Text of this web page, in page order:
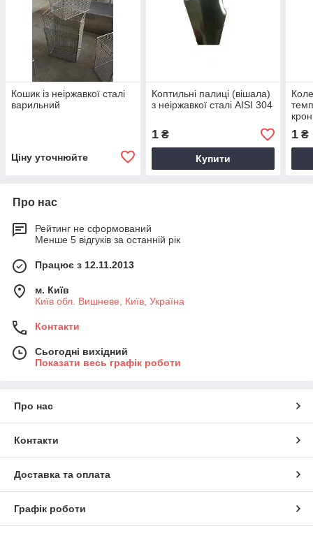
Кошик із неіржавкої сталі
варильний
Ціну уточнюйте
Коптильні палиці (вішала)
з неіржавкої сталі AISI 304
1₴
Купити
1 ₴
Про нас
Рейтинг не сформований
Менше 5 відгуків за останній рік
Працює з 12.11.2013
м. Київ
Київ обл. Вишневе, Київ, Україна
Контакти
Сьогодні вихідний
Показати весь графік роботи
Про нас
Контакти
Доставка та оплата
Графік роботи